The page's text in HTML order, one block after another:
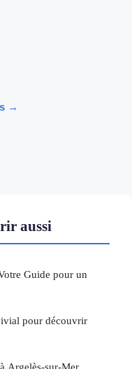
→
aussi
Guide pour un
pour découvrir
Argelès-sur-Mer